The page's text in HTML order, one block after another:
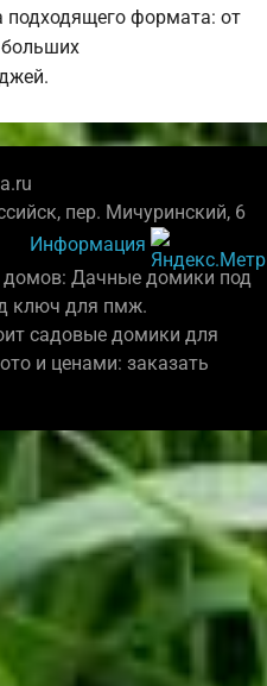
формата: от
пер. Мичуринский, 6
Информация
домов: Дачные домики под
ключ для пмж.
садовые домики для
и ценами: заказать